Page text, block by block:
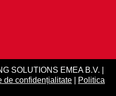
SOLUTIONS EMEA B.V. |
de confidențialitate
Politica